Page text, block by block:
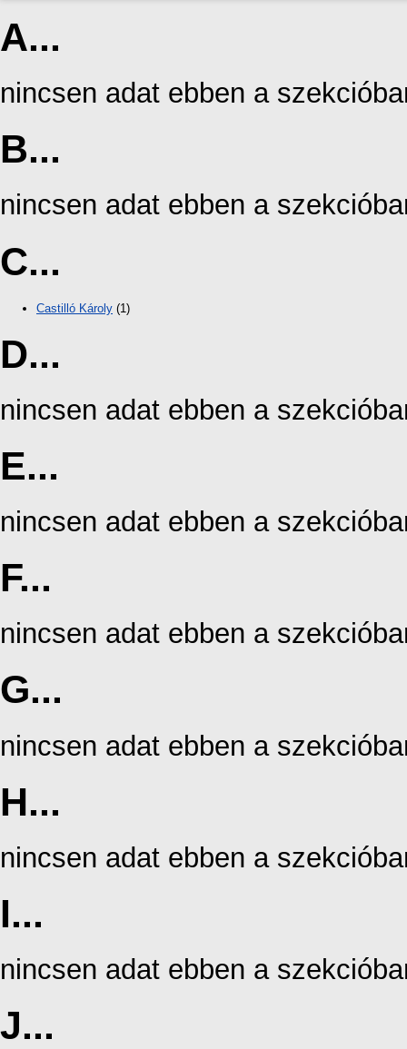
A...
nincsen adat ebben a
B...
nincsen adat ebben a
C...
Castilló Károly (1)
D...
nincsen adat ebben a
E...
nincsen adat ebben a
F...
nincsen adat ebben a
G...
nincsen adat ebben a
H...
nincsen adat ebben a
I...
nincsen adat ebben a
J...